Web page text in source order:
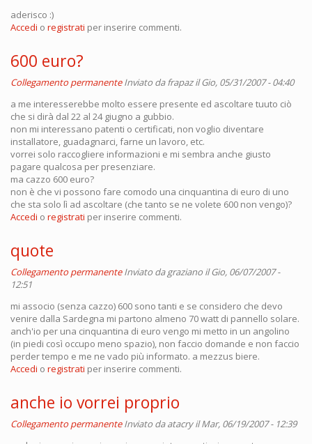
aderisco :)
Accedi o registrati per inserire commenti.
600 euro?
Collegamento permanente Inviato dafrapazil Gio, 05/31/2007 - 04:40
a me interesserebbe molto essere presente ed ascoltare tuuto ciò
che si dirà dal 22 al 24 giugno a gubbio.
non mi interessano patenti o certificati, non voglio diventare
installatore, guadagnarci, farne un lavoro, etc.
vorrei solo raccogliere informazioni e mi sembra anche giusto
pagare qualcosa per presenziare.
ma cazzo 600 euro?
non è che vi possono fare comodo una cinquantina di euro di uno
che sta solo lì ad ascoltare (che tanto se ne volete 600 non vengo)?
Accedi o registrati per inserire commenti.
quote
Collegamento permanente Inviato dagraziano il Gio, 06/07/2007 -
12:51
mi associo (senza cazzo) 600 sono tanti e se considero che devo
venire dalla Sardegna mi partono almeno 70 watt di pannello solare.
anch'io per una cinquantina di euro vengo mi metto in un angolino
(in piedi così occupo meno spazio), non faccio domande e non faccio
perder tempo e me ne vado più informato. a mezzus biere.
Accedi o registrati per inserire commenti.
anche io vorrei proprio
Collegamento permanente Inviato daatacryil Mar, 06/19/2007 - 12:39